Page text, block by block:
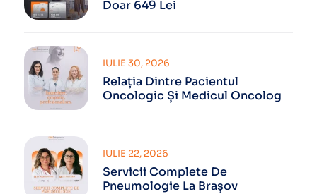
Doar 649 Lei
Relația Dintre Pacientul
Oncologic Și Medicul Oncolog
IULIE 30, 2026
Servicii Complete De
Pneumologie La Brașov
IULIE 22, 2026